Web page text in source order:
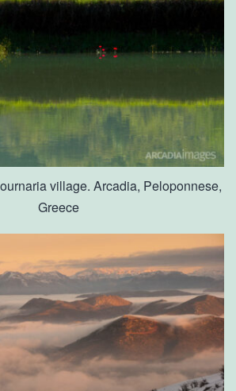
village. Arcadia, Peloponnese,
Greece